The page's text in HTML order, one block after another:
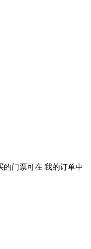
的门票可在 我的订单中